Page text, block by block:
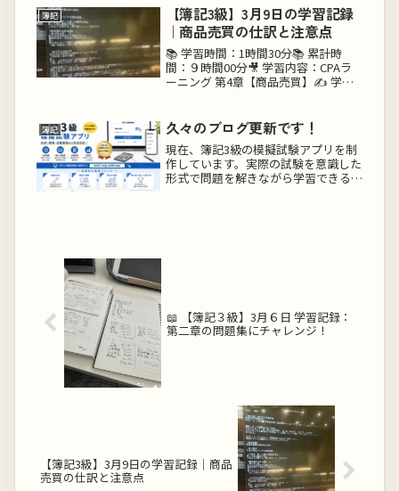
ス発生！😱 → 合計残高試算表の左右
の合計が1,...
簿記
【簿記3級】3月9日の学習記録
｜商品売買の仕訳と注意点
📚 学習時間：1時間30分📚 累計時
間：９時間00分🎥 学習内容：CPAラ
ーニング 第4章【商品売買】✍ 学習
て最も重要なのは「仕訳」。📌 試験
問題の構成✅ 第一問【仕訳問...
簿記 久々のブログ更新です！
現在、簿記3級の模擬試験アプリを制
作しています。実際の試験を意識した
形式で問題を解きながら学習できるよ
📖 【簿記３級】3月６日 学習記録：
第二章の問題集にチャレンジ！
【簿記3級】3月9日の学習記録｜商品
売買の仕訳と注意点